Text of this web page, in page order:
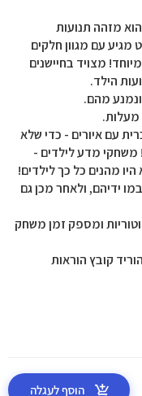
מזהה תנועות
עם מגוון חלקים
מצויד בחיישנים
הילד.
מהם.
עם איורים - כדי שלא
מדע לילדים -
מהנים כל כך לילדים!
ידיהם, ולאחר מכן גם
ומספק זמן משחק
8+משתתפים: 1+ניתן להוריד קובץ הוראות
הוסף לעגלה